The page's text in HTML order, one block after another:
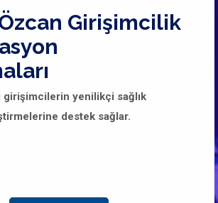
Girişimcilik
yenilikçi sağlık
destek sağlar.